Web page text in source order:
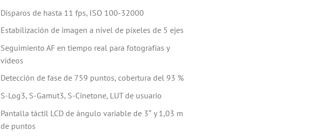
Disparos de hasta 11 fps, ISO 100-32000
Estabilización de imagen a nivel de píxeles de 5 ejes
Seguimiento AF en tiempo real para fotografías y
vídeos
Detección de fase de 759 puntos, cobertura del 93 %
S-Log3, S-Gamut3, S-Cinetone, LUT de usuario
Pantalla táctil LCD de ángulo variable de 3″ y 1,03 m
de puntos